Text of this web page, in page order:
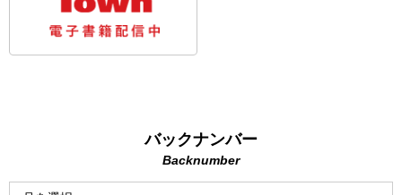
バックナンバー
Backnumber